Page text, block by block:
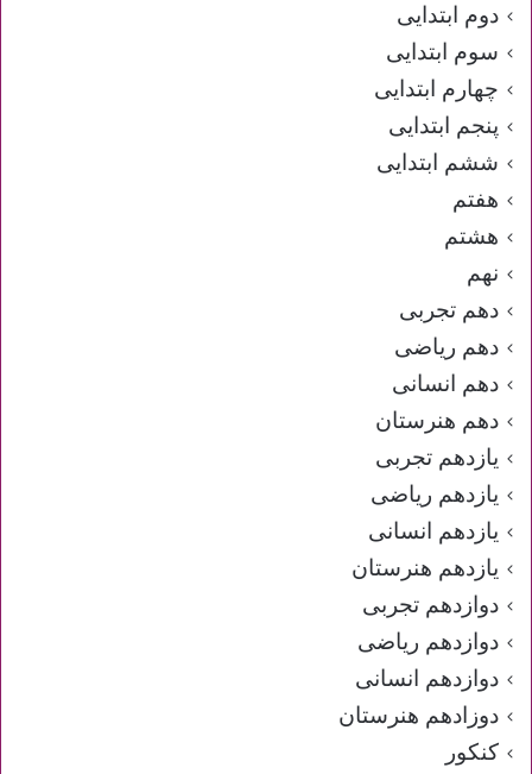
دوم ابتدایی
سوم ابتدایی
چهارم ابتدایی
پنجم ابتدایی
ششم ابتدایی
هفتم
هشتم
نهم
دهم تجربی
دهم ریاضی
دهم انسانی
دهم هنرستان
یازدهم تجربی
یازدهم ریاضی
یازدهم انسانی
یازدهم هنرستان
دوازدهم تجربی
دوازدهم ریاضی
دوازدهم انسانی
دوزادهم هنرستان
کنکور